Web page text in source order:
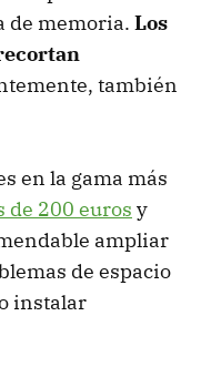
de memoria. Los
también
en la gama más
de 200 euros y
ampliar
de espacio
instalar